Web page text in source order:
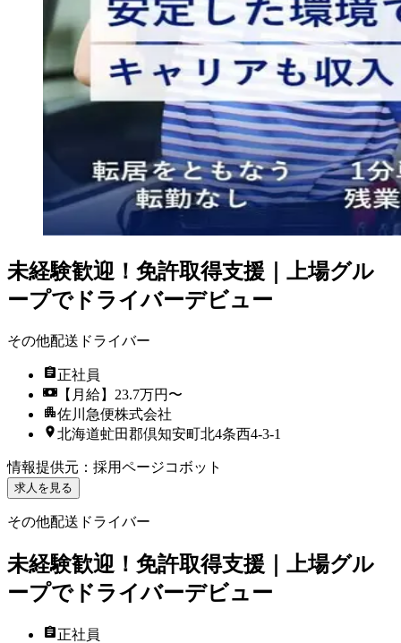
未経験歓迎！免許取得支援｜上場グル
ープでドライバーデビュー
その他配送ドライバー
正社員
【月給】23.7万円〜
佐川急便株式会社
北海道虻田郡倶知安町北4条西4-3-1
情報提供元 ： 採用ページコボット
求人を見る
その他配送ドライバー
未経験歓迎！免許取得支援｜上場グル
ープでドライバーデビュー
正社員